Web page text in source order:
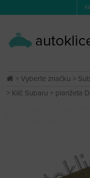
>Vyberte značku >
> Klíč Subaru + planžeta